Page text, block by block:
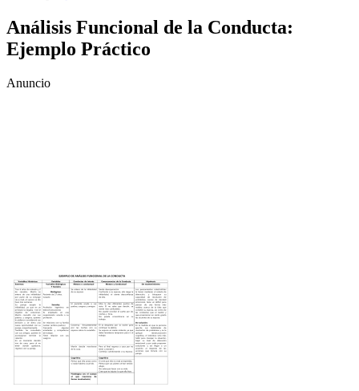
Análisis Funcional de la Conducta:
Ejemplo Práctico
Anuncio